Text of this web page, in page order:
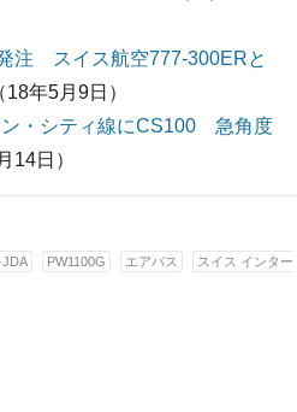
注 スイス航空777-300ERと
18年5月9日）
ン・シティ線にCS100 急角度
14日）
JDA PW1100G エアバス スイス インター